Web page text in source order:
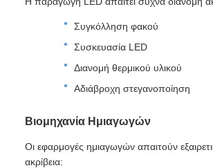
Συγκόλληση φακού
Συσκευασία LED
Διανομή θερμικού υλικού
Αδιάβροχη στεγανοποίηση
Βιομηχανία Ημιαγωγών
Οι εφαρμογές ημιαγωγών απαιτούν
ακρίβεια: